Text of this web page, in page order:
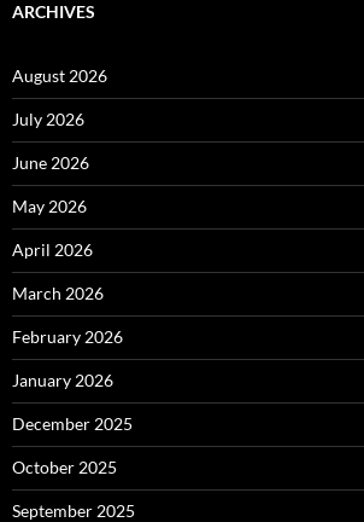
ARCHIVES
August 2026
July 2026
June 2026
May 2026
April 2026
March 2026
February 2026
January 2026
December 2025
October 2025
September 2025